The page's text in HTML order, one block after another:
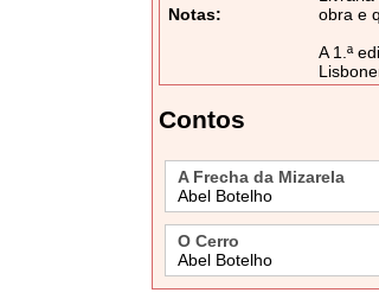
Notas:
obra e
A 1.ª
Contos
A Frecha da Mizarela
Abel Botelho
O Cerro
Abel Botelho